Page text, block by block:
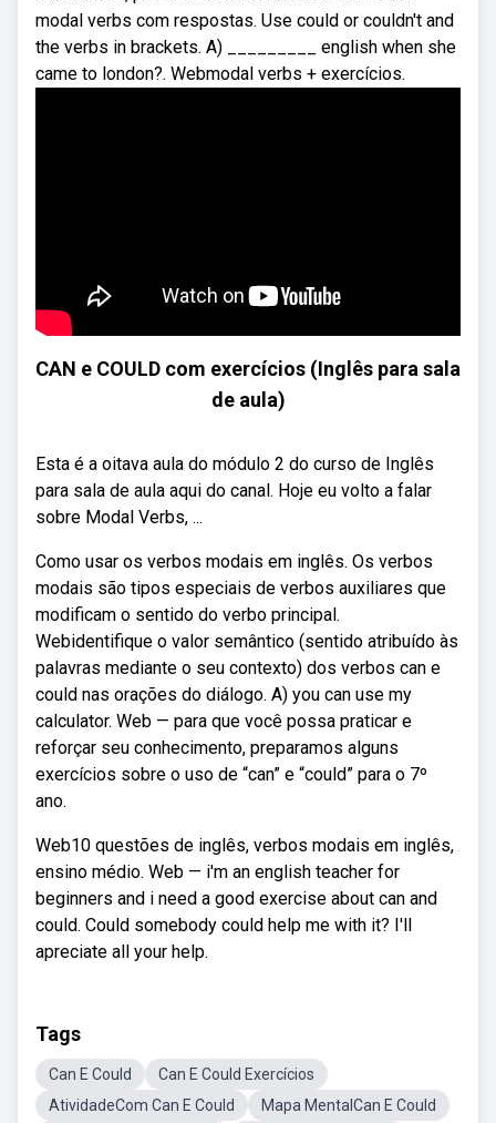
modal verbs com respostas. Use could or couldn't and
the verbs in brackets. A) _________ english when she
came to london?. Webmodal verbs + exercícios.
CAN e COULD com exercícios (Inglês para sala
de aula)
Esta é a oitava aula do módulo 2 do curso de Inglês
para sala de aula aqui do canal. Hoje eu volto a falar
sobre Modal Verbs, ...
Como usar os verbos modais em inglês. Os verbos
modais são tipos especiais de verbos auxiliares que
modificam o sentido do verbo principal.
Webidentifique o valor semântico (sentido atribuído às
palavras mediante o seu contexto) dos verbos can e
could nas orações do diálogo. A) you can use my
calculator. Web — para que você possa praticar e
reforçar seu conhecimento, preparamos alguns
exercícios sobre o uso de “can” e “could” para o 7º
ano.
Web10 questões de inglês, verbos modais em inglês,
ensino médio. Web — i'm an english teacher for
beginners and i need a good exercise about can and
could. Could somebody could help me with it? I'll
apreciate all your help.
Tags
Can E Could
Can E Could Exercícios
AtividadeCom Can E Could
Mapa MentalCan E Could